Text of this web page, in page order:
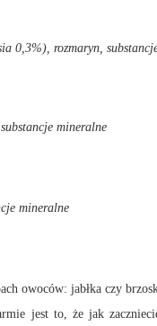
0,3%), rozmaryn,
mineralne
mineralne
owoców: jabłka czy
jest to, że jak